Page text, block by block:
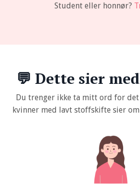
Student eller honnør?
💬 Dette sier
Du trenger ikke ta mitt ord for det
kvinner med lavt stoffskifte sier